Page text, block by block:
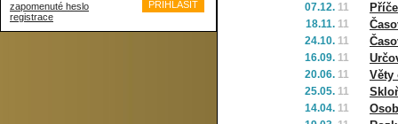
zapomenuté heslo
registrace
07.12. 11
18.11. 11
24.10. 11
16.09. 11
20.06. 11 Věty
25.05. 11
14.04. 11